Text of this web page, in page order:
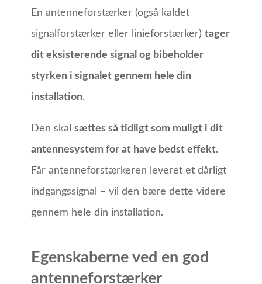
En antenneforstærker (også kaldet
signalforstærker eller linieforstærker) tager
dit eksisterende signal og bibeholder
styrken i signalet gennem hele din
installation.
Den skal sættes så tidligt som muligt i dit
antennesystem for at have bedst effekt.
Får antenneforstærkeren leveret et dårligt
indgangssignal – vil den bære dette videre
gennem hele din installation.
Egenskaberne ved en god
antenneforstærker